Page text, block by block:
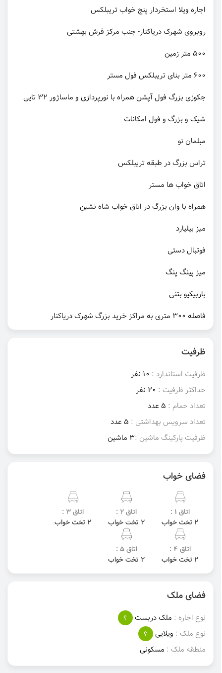
اجاره ویلا استخردار پنج خواب تریبلکس
روبروی شهرک دریاکنار- جنب مرکز فرش بهشتی
۵۰۰ متر زمین
۶۰۰ متر بنای تریبلکس فول مستر
جکوزی بزرگ فول آپشن همراه با نورپردازی و ماساژور ۳۲ تایی
شیک و بزرگ و فول امکانات
مبلمان نو
تراس بزرگ در طبقه تریبلکس
اتاق خواب ها مستر
همراه با وان بزرگ در اتاق خواب شاه نشین
میز بیلیارد
فوتبال دستی
میز پینگ پنگ
باربیکیو بتنی
فاصله ۳۰۰ متری به مراکز خرید بزرگ شهرک دریاکنار
ظرفیت
ظرفیت استاندارد : 10 نفر
حداکثر ظرفیت : 20 نفر
تعداد حمام : 5 عدد
تعداد سرویس بهداشتی : 5 عدد
ظرفیت پارکینگ ماشین :3 ماشین
فضای خواب
اتاق 1 :
2 تخت خواب
اتاق 2 :
2 تخت خواب
اتاق 3 :
2 تخت خواب
اتاق 4 :
2 تخت خواب
اتاق 5 :
2 تخت خواب
فضای ملک
نوع اجاره : ملک دربست
؟
نوع ملک : ویلایی
؟
منطقه ملک : مسکونی